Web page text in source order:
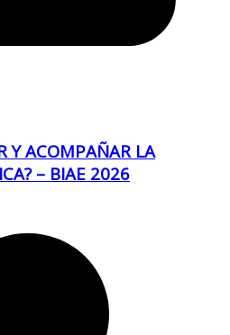
Y ACOMPAÑAR LA
– BIAE 2026